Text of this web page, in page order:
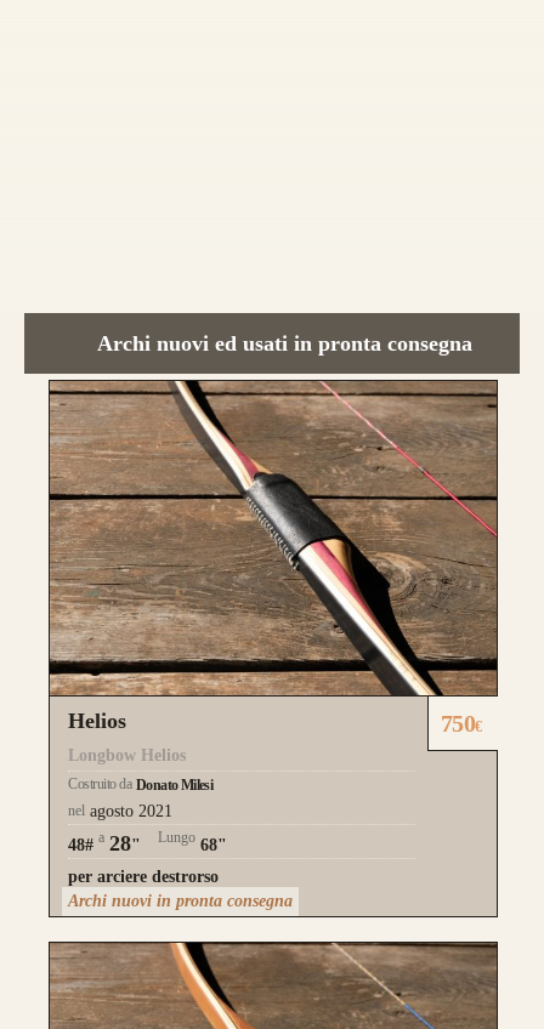
Questo modello si contraddistingue per la
composizione a Tre Lamine in legno.
la risposta meccanica è la medesima e
l’estetica risulta più pulita.
da 750€
Guarda alcuni degli archi già
realizzati su misura
Archi nuovi ed usati in pronta consegna
Helios
Longbow Helios
Costruito da Donato Milesi
nel agosto 2021
48# a 28" Lungo 68"
per arciere destrorso
750€
Archi nuovi in pronta consegna